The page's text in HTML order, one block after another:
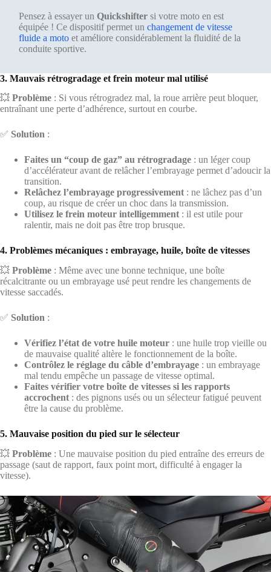
Pensez à essayer unQuickshifter si votre moto en est
équipée ! Ce dispositif permet unchangement de vitesse
fluide a moto et améliore considérablement la fluidité de la
conduite sportive.
3. Mauvais rétrogradage et frein moteur mal utilisé
💥 Problème : Si vous rétrogradez mal, la roue arrière peut bloquer,
entraînant une perte d’adhérence, surtout en courbe.
✅ Solution :
Faites un “coup de gaz” au rétrogradage : un léger coup
d’accélérateur avant de relâcher l’embrayage permet d’adoucir la
transition.
Relâchez l’embrayage progressivement : ne lâchez pas d’un
coup, au risque de créer un choc dans la transmission.
Utilisez le frein moteur intelligemment : il est utile pour
ralentir, mais ne doit pas être trop brusque.
4. Problèmes mécaniques : embrayage, huile, boîte de vitesses
💥 Problème : Même avec une bonne technique, une boîte
récalcitrante ou un embrayage usé peut rendre les changements de
vitesse saccadés.
✅ Solution :
Vérifiez l’état de votre huile moteur : une huile trop vieille ou
de mauvaise qualité altère le fonctionnement de la boîte.
Contrôlez le réglage du câble d’embrayage : un embrayage
mal tendu empêche un passage de vitesse optimal.
Faites vérifier votre boîte de vitesses si les rapports
accrochent : des pignons usés ou un sélecteur fatigué peuvent
être la cause du problème.
5. Mauvaise position du pied sur le sélecteur
💥 Problème : Une mauvaise position du pied entraîne des erreurs de
passage (saut de rapport, faux point mort, difficulté à engager la
vitesse).